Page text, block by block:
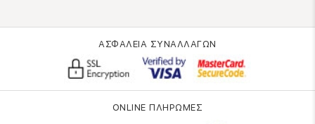
ΑΣΦΑΛΕΙΑ ΣΥΝΑΛΛΑΓΩΝ
ONLINE ΠΛΗΡΩΜΕΣ